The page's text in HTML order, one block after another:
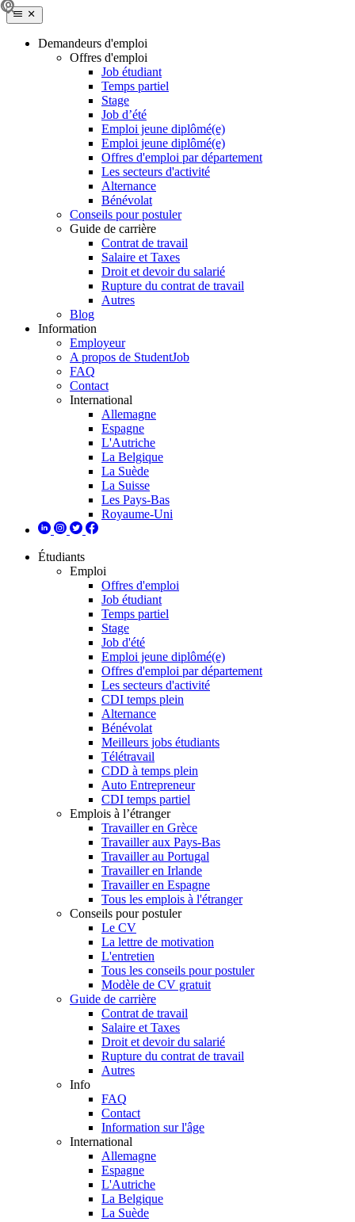
Demandeurs d'emploi
Offres d'emploi
Job étudiant
Temps partiel
Stage
Job d’été
Emploi jeune diplômé(e)
Emploi jeune diplômé(e)
Offres d'emploi par département
Les secteurs d'activité
Alternance
Bénévolat
Conseils pour postuler
Guide de carrière
Contrat de travail
Salaire et Taxes
Droit et devoir du salarié
Rupture du contrat de travail
Autres
Blog
Information
Employeur
A propos de StudentJob
FAQ
Contact
International
Allemagne
Espagne
L'Autriche
La Belgique
La Suède
La Suisse
Les Pays-Bas
Royaume-Uni
Étudiants
Emploi
Offres d'emploi
Job étudiant
Temps partiel
Stage
Job d'été
Emploi jeune diplômé(e)
Offres d'emploi par département
Les secteurs d'activité
CDI temps plein
Alternance
Bénévolat
Meilleurs jobs étudiants
Télétravail
CDD à temps plein
Auto Entrepreneur
CDI temps partiel
Emplois à l’étranger
Travailler en Grèce
Travailler aux Pays-Bas
Travailler au Portugal
Travailler en Irlande
Travailler en Espagne
Tous les emplois à l'étranger
Conseils pour postuler
Le CV
La lettre de motivation
L'entretien
Tous les conseils pour postuler
Modèle de CV gratuit
Guide de carrière
Contrat de travail
Salaire et Taxes
Droit et devoir du salarié
Rupture du contrat de travail
Autres
Info
FAQ
Contact
Information sur l'âge
International
Allemagne
Espagne
L'Autriche
La Belgique
La Suède